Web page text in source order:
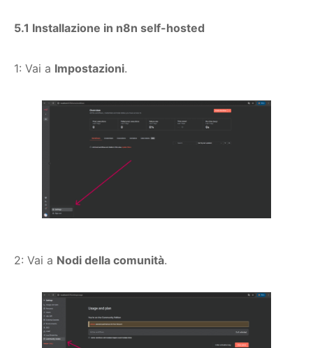
5.1 Installazione in n8n self-hosted
1: Vai a Impostazioni.
2: Vai a Nodi della comunità.